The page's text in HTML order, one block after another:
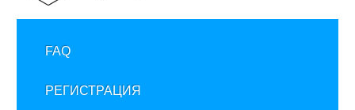
FAQ
РЕГИСТРАЦИЯ